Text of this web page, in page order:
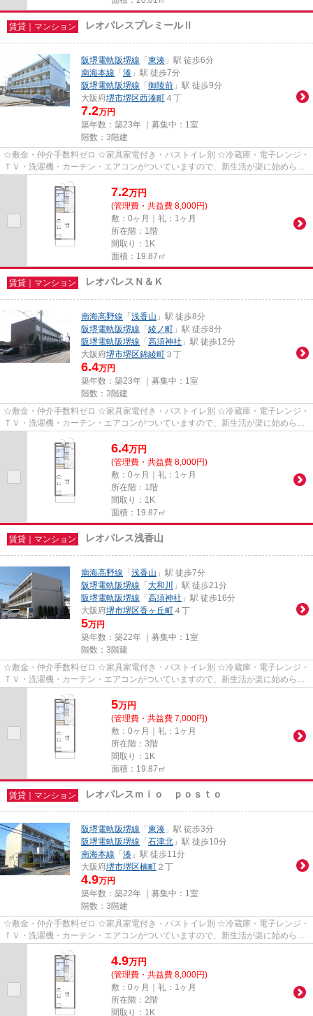
賃貸｜マンション レオパレスプレミールⅡ
阪堺電軌阪堺線 「 東湊 」駅 徒歩6分
南海本線 「 湊 」駅 徒歩7分
阪堺電軌阪堺線 「 御陵前 」駅 徒歩9分
大阪府堺市堺区西湊町 ４丁
7.2万円
築年数：築23年 ｜募集中： 1室
階数：3階建
☆敷金・仲介手数料ゼロ ☆家具家電付き・バストイレ別 ☆冷蔵庫・電子レンジ・
ＴＶ・洗濯機・カーテン・エアコンがついていますので、新生活が楽に始められ
7.2万円
(管理費・共益費 8,000円)
敷：0ヶ月｜礼：1ヶ月
所在階：1階
間取り：1K
面積：19.87㎡
賃貸｜マンション レオパレスＮ＆Ｋ
南海高野線 「 浅香山 」駅 徒歩8分
阪堺電軌阪堺線 「 綾ノ町 」駅 徒歩8分
阪堺電軌阪堺線 「 高須神社 」駅 徒歩12分
大阪府堺市堺区錦綾町 ３丁
6.4万円
築年数：築23年 ｜募集中： 1室
階数：3階建
☆敷金・仲介手数料ゼロ ☆家具家電付き・バストイレ別 ☆冷蔵庫・電子レンジ・
ＴＶ・洗濯機・カーテン・エアコンがついていますので、新生活が楽に始められ
6.4万円
(管理費・共益費 8,000円)
敷：0ヶ月｜礼：1ヶ月
所在階：1階
間取り：1K
面積：19.87㎡
賃貸｜マンション レオパレス浅香山
南海高野線 「 浅香山 」駅 徒歩7分
阪堺電軌阪堺線 「 大和川
」駅 徒歩21分
阪堺電軌阪堺線 「 高須神社 」駅 徒歩16分
大阪府堺市堺区香ヶ丘町 ４丁
5万円
築年数：築22年 ｜募集中： 1室
階数：3階建
☆敷金・仲介手数料ゼロ ☆家具家電付き・バストイレ別 ☆冷蔵庫・電子レンジ・
ＴＶ・洗濯機・カーテン・エアコンがついていますので、新生活が楽に始められ
5万円
(管理費・共益費 7,000円)
敷：0ヶ月｜礼：1ヶ月
所在階：3階
間取り：1K
面積：19.87㎡
賃貸｜マンション レオパレスｍｉｏ ｐｏｓｔｏ
阪堺電軌阪堺線 「 東湊 」駅 徒歩3分
阪堺電軌阪堺線 「 石津北 」駅 徒歩10分
南海本線 「 湊 」駅 徒歩11分
大阪府堺市堺区楠町 ２丁
4.9万円
築年数：築22年 ｜募集中： 1室
階数：3階建
☆敷金・仲介手数料ゼロ ☆家具家電付き・バストイレ別 ☆冷蔵庫・電子レンジ・
ＴＶ・洗濯機・カーテン・エアコンがついていますので、新生活が楽に始められ
4.9万円
(管理費・共益費 8,000円)
敷：0ヶ月｜礼：1ヶ月
所在階：2階
間取り：1K